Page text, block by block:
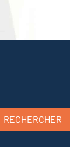
RECHERCHER